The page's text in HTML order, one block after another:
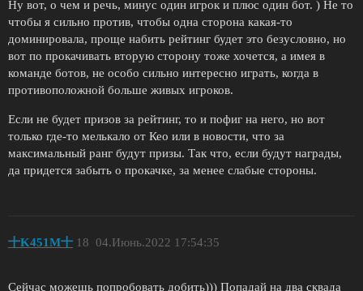
Ну вот, о чем и речь, минус один игрок и плюс один бот. ) Не то
чтобы я сильно против, чтобы одна сторона какая-то
доминировала, проще набить рейтинг будет это безусловно, но
вот по прокачивать вторую сторону тоже хочется, а имея в
команде ботов, не особо сильно интересно играть, когда в
противоположной больше живых игроков.
Если не будет призов за рейтинг, то и пофиг на него, но вот
только где-то мелькало от Кео или в новости, что за
максимальный ранг будут призы. Так что, если будут награды,
да придется забыть о прокачке, за менее слабые стороны.
十K451M十 04.Июнь.2022 17:54:35
18
Сейчас можешь попробовать добить))) Попадай на два сквада